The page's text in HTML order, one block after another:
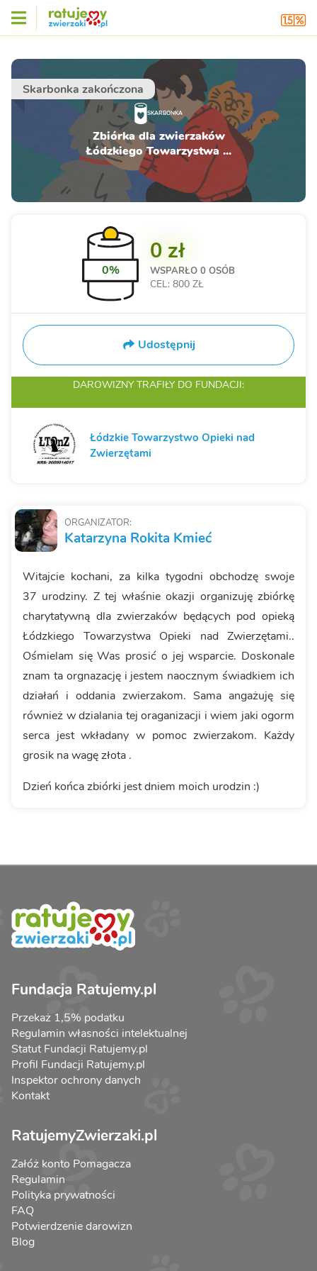
Skarbonka zakończona
SKARBONKA
Zbiórka dla zwierzaków
Łódzkiego Towarzystwa ...
ORGANIZATOR:
Katarzyna Rokita Kmieć
Witajcie kochani, za kilka tygodni obchodzę swoje
37 urodziny. Z tej właśnie okazji organizuję zbiórkę
charytatywną dla zwierzaków będących pod opieką
Łódzkiego Towarzystwa Opieki nad Zwierzętami..
Ośmielam się Was prosić o jej wsparcie. Doskonale
znam ta orgnazację i jestem naocznym świadkiem ich
działań i oddania zwierzakom. Sama angażuję się
również w dzialania tej oraganizacji i wiem jaki ogorm
serca jest wkładany w pomoc zwierzakom. Każdy
grosik na wagę złota .
Dzień końca zbiórki jest dniem moich urodzin :)
0%
0 zł
WSPARŁO 0 OSÓB
CEL: 800 ZŁ
Udostępnij
DAROWIZNY TRAFIŁY DO FUNDACJI:
Łódzkie Towarzystwo Opieki nad
Zwierzętami
Fundacja Ratujemy.pl
Przekaż 1,5% podatku
Regulamin własności intelektualnej
Statut Fundacji Ratujemy.pl
Profil Fundacji Ratujemy.pl
Inspektor ochrony danych
Kontakt
RatujemyZwierzaki.pl
Załóż konto Pomagacza
Regulamin
Polityka prywatności
FAQ
Potwierdzenie darowizn
Blog